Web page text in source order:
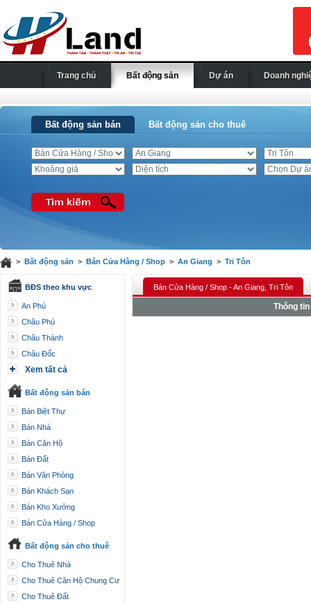
Trang chủ Bất động sản Dự án Doanh
Bất động sản bán Bất động sản cho thuê
> Bất động sản > Bán Cửa Hàng / Shop> An Giang > Tri Tôn
BĐS theo khu vực
An Phú
Châu Phú
Châu Thành
Châu Đốc
Xem tất cả
Bất động sản bán
Bán Biệt Thự
Bán Nhà
Bán Căn Hộ
Bán Đất
Bán Văn Phòng
Bán Khách Sạn
Bán Kho Xưởng
Bán Cửa Hàng / Shop
Bất động sản cho thuê
Cho Thuê Nhà
Cho Thuê Căn Hộ Chung Cư
Cho Thuê Đất
Bán Cửa Hàng / Shop - An Giang, Tri Tôn
Thông